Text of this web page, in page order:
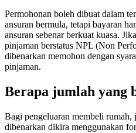
Permohonan boleh dibuat dalam
ansuran bermula, tetapi bayaran
ansuran sebenar berkuat kuasa.
pinjaman berstatus NPL (Non
dibenarkan memohon dengan
pinjaman.
Berapa jumlah yang
Bagi pengeluaran membeli
dibenarkan dikira menggunakan